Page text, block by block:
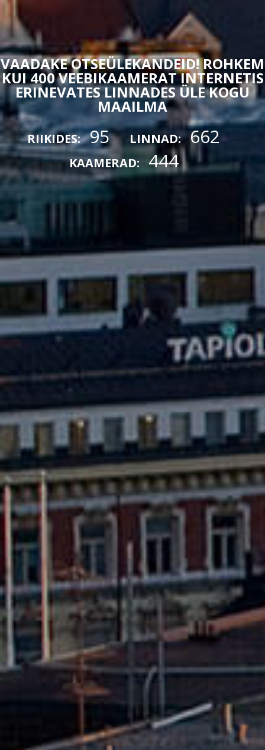
VAADAKE OTSEÜLEKANDEID! ROHKEM
KUI 400 VEEBIKAAMERAT INTERNETIS
ERINEVATES LINNADES ÜLE KOGU
MAAILMA
RIIKIDES: 95 LINNAD: 662
KAAMERAD: 444